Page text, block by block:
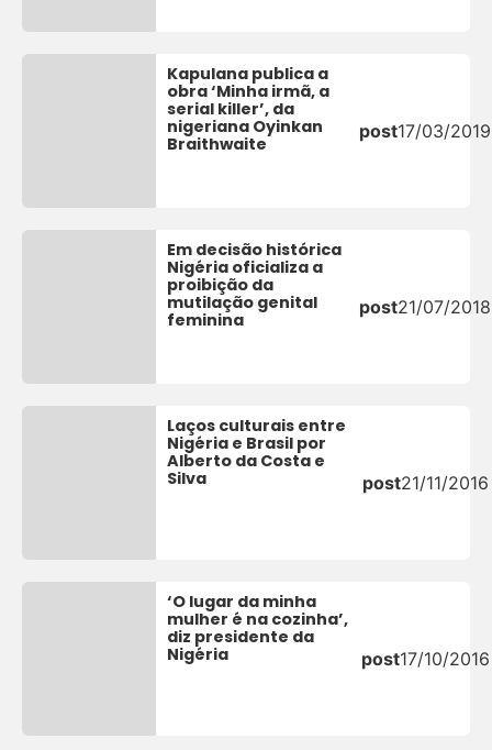
Kapulana publica a
obra ‘Minha irmã, a
serial killer’, da
nigeriana Oyinkan
Braithwaite
post17/03/2019
Em decisão histórica
Nigéria oficializa a
proibição da
mutilação genital
feminina
post21/07/2018
Laços culturais entre
Nigéria e Brasil por
Alberto da Costa e
Silva
post21/11/2016
‘O lugar da minha
mulher é na cozinha’,
diz presidente da
Nigéria
post17/10/2016